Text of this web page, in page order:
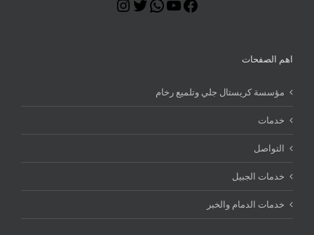
Facebook
YouTube
WhatsApp
Twitter
اهم الصفحات
مؤسسة كريستال جلي وتلميع رخام
خدمات
التواصل
خدمات الجبيل
خدمات الدمام والخبر